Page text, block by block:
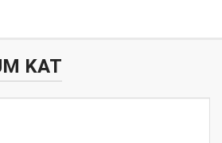
KAT